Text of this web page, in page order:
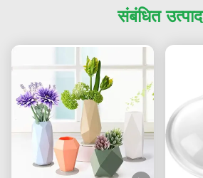
संबंधित उत्पाद